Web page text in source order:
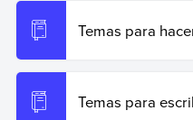
19 de junio de 2026 de
de-conversacion/.
Copiar cita
Temas para
Temas para